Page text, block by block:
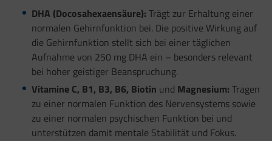
DHA (Docosahexaensäure): Trägt zur Erhaltung einer
normalen Gehirnfunktion bei. Die positive Wirkung auf
die Gehirnfunktion stellt sich bei einer täglichen
Aufnahme von 250 mg DHA ein – besonders relevant
bei hoher geistiger Beanspruchung.
Vitamine C, B1, B3, B6, Biotin und Magnesium: Tragen
zu einer normalen Funktion des Nervensystems sowie
zu einer normalen psychischen Funktion bei und
unterstützen damit mentale Stabilität und Fokus.